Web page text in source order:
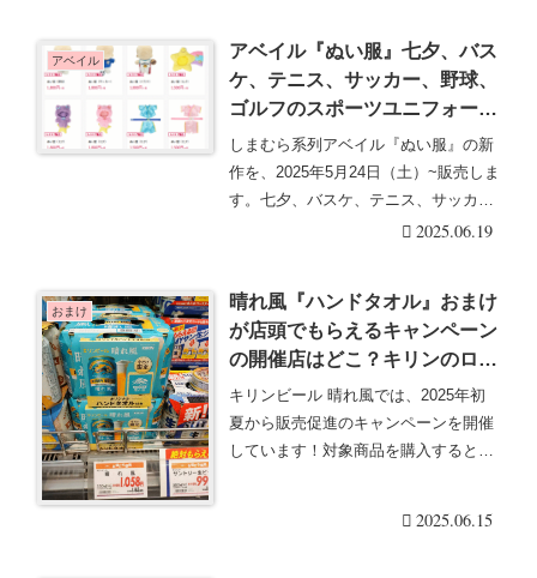
アベイル
アベイル『ぬい服』七夕、バス
ケ、テニス、サッカー、野球、
ゴルフのスポーツユニフォーム
などぬいぐるみコスチュームが
2025/5/24より新発売！口コ
ミ、売り切れ、入荷数、販売方
法、品番、種類まとめ！
しまむら系列アベイル『ぬい服』の新
作を、2025年5月24日（土）~販売しま
す。七夕、バスケ、テニス、サッカ
ー、野球、ゴ・・・続きを読む2025.06.19
おまけ
晴れ風『ハンドタオル』おまけ
が店頭でもらえるキャンペーン
の開催店はどこ？キリンのロゴ
＆グリーンカラーで2025年6月
中旬より！
キリンビール 晴れ風では、2025年初
夏から販売促進のキャンペーンを開催
しています！対象商品を購入すると
2025.06.15